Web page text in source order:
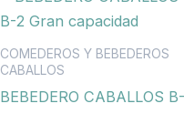
COMEDEROS Y BEBEDEROS
CABALLOS
BEBEDERO CABALLOS